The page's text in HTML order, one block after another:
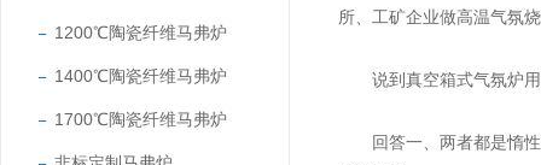
1200℃陶瓷纤维马弗炉
1400℃陶瓷纤维马弗炉
1700℃陶瓷纤维马弗炉
所、工矿企业做高温气氛
说到真空箱式气氛炉用
回答一、两者都是惰性